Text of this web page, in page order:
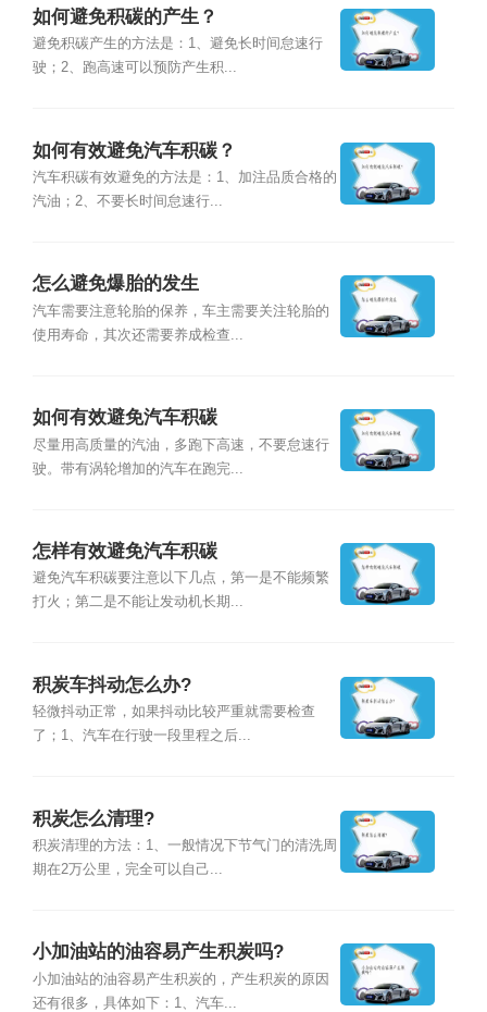
如何避免积碳的产生？
避免积碳产生的方法是：1、避免长时间怠速行
驶；2、跑高速可以预防产生积...
如何有效避免汽车积碳？
汽车积碳有效避免的方法是：1、加注品质合格的
汽油；2、不要长时间怠速行...
怎么避免爆胎的发生
汽车需要注意轮胎的保养，车主需要关注轮胎的
使用寿命，其次还需要养成检查...
如何有效避免汽车积碳
尽量用高质量的汽油，多跑下高速，不要怠速行
驶。带有涡轮增加的汽车在跑完...
怎样有效避免汽车积碳
避免汽车积碳要注意以下几点，第一是不能频繁
打火；第二是不能让发动机长期...
积炭车抖动怎么办?
轻微抖动正常，如果抖动比较严重就需要检查
了；1、汽车在行驶一段里程之后...
积炭怎么清理?
积炭清理的方法：1、一般情况下节气门的清洗周
期在2万公里，完全可以自己...
小加油站的油容易产生积炭吗?
小加油站的油容易产生积炭的，产生积炭的原因
还有很多，具体如下：1、汽车...